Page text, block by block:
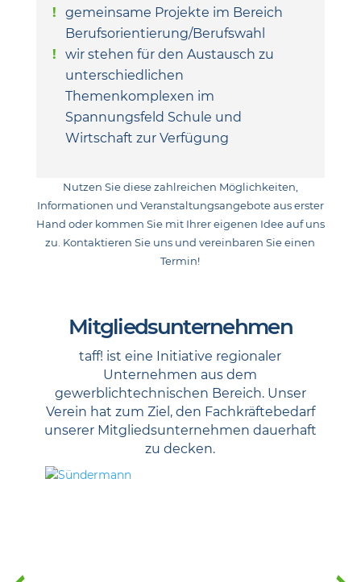
gemeinsame Projekte im Bereich
Berufsorientierung/Berufswahl
wir stehen für den Austausch zu
unterschiedlichen
Themenkomplexen im
Spannungsfeld Schule und
Wirtschaft zur Verfügung
Nutzen Sie diese zahlreichen Möglichkeiten,
Informationen und Veranstaltungsangebote aus erster
Hand oder kommen Sie mit Ihrer eigenen Idee auf uns
zu. Kontaktieren Sie uns und vereinbaren Sie einen
Termin!
Mitgliedsunternehmen
taff! ist eine Initiative regionaler
Unternehmen aus dem
gewerblichtechnischen Bereich. Unser
Verein hat zum Ziel, den Fachkräftebedarf
unserer Mitgliedsunternehmen dauerhaft
zu decken.